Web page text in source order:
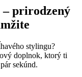
prirodzený
stylingu?
doplnok, ktorý ti
sekúnd.